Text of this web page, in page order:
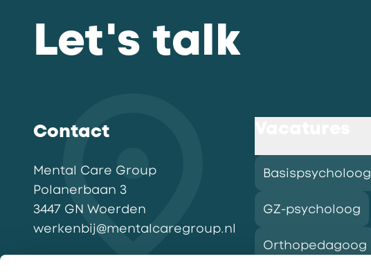
Let's talk
Contact
Mental Care Group
Polanerbaan 3
3447 GN Woerden
werkenbij@mentalcaregroup.nl
Basispsycholoog
GZ-psycholoog
Orthopedagoog